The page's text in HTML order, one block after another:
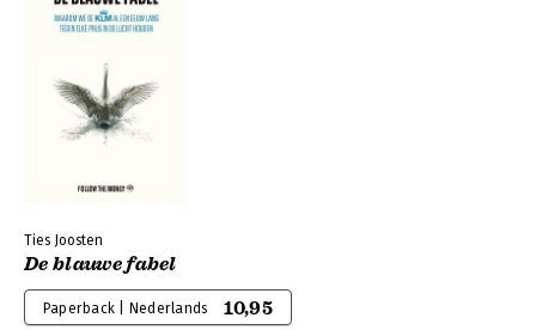
Ties Joosten
De blauwe fabel
Paperback | Nederlands 10,95